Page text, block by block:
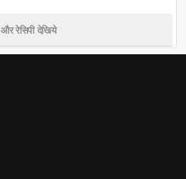
और रेसिपी देखिये